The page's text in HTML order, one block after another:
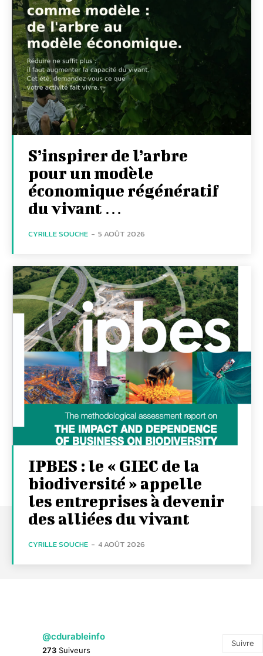
S’inspirer de l’arbre
pour un modèle
économique régénératif
du vivant …
CYRILLE SOUCHE - 5 AOÛT 2026
IPBES : le « GIEC de la
biodiversité » appelle
les entreprises à devenir
des alliées du vivant
CYRILLE SOUCHE - 4 AOÛT 2026
@cdurableinfo
273 Suiveurs
Suivre